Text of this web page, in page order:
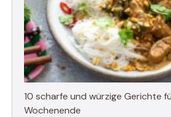
10 scharfe und würzige Gerichte
Wochenende